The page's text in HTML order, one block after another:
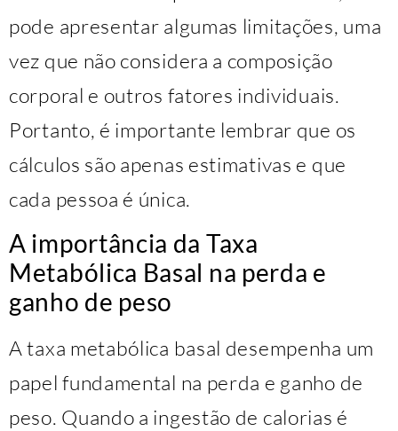
pode apresentar algumas limitações, uma
vez que não considera a composição
corporal e outros fatores individuais.
Portanto, é importante lembrar que os
cálculos são apenas estimativas e que
cada pessoa é única.
A importância da Taxa
Metabólica Basal na perda e
ganho de peso
A taxa metabólica basal desempenha um
papel fundamental na perda e ganho de
peso. Quando a ingestão de calorias é